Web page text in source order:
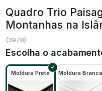
Quadro Trio
Montanhas na
(3978)
Escolha o
Moldura Preta Moldura Branca